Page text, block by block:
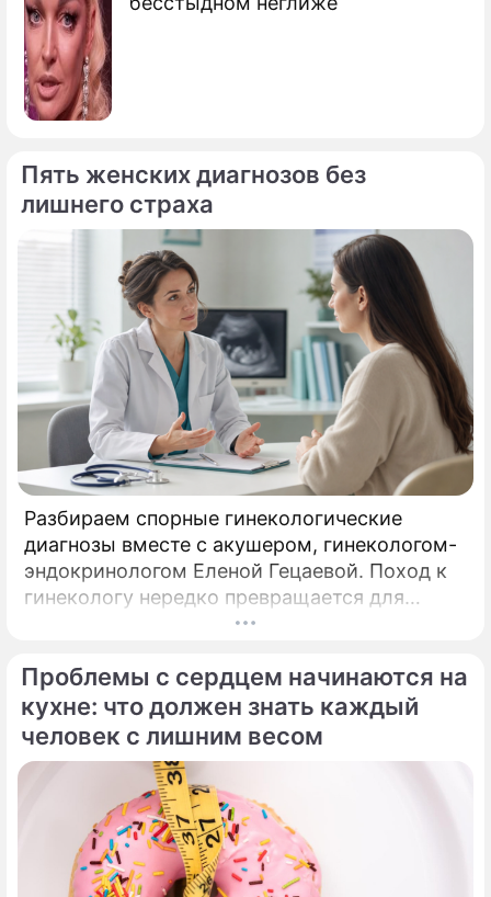
По теме
Продолжение: Песков: Путин
положительно оценил прямую
линию
"Будем прыгать от локдауна к
локдауну": эксперт предсказал
будущее жителей России
Сюжеты
Коронавирус в России
пресс-секретарь президента России
Пять женских диагнозов без
лишнего страха
Разбираем спорные гинекологические
диагнозы вместе с акушером, гинекологом-
эндокринологом Еленой Гецаевой. Поход к
гинекологу нередко превращается для
женщины не в спокойный разговор о
выдержку.
Проблемы с сердцем начинаются на
кухне: что должен знать каждый
человек с лишним весом